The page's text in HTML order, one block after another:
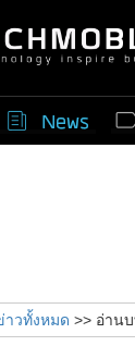
าวทั้งหมด >> อ่าน